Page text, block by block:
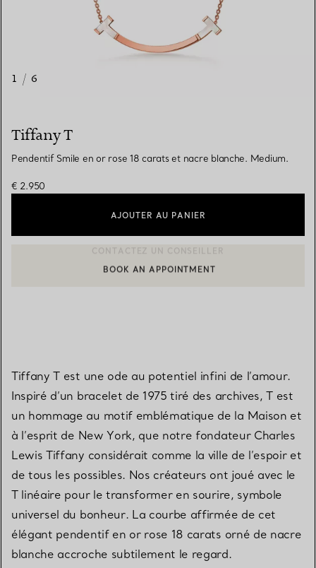
1 / 6
Tiffany T
Pendentif Smile en or rose 18 carats et nacre blanche. Medium.
€ 2.950
AJOUTER AU PANIER
CONTACTER UN CONSEILLER CLIENT OU PRENDRE RENDEZ-
BOOK AN APPOINTMENT
Tiffany T est une ode au potentiel infini de l’amour.
Inspiré d’un bracelet de 1975 tiré des archives, T est
un hommage au motif emblématique de la Maison et
à l’esprit de New York, que notre fondateur Charles
Lewis Tiffany considérait comme la ville de l’espoir et
de tous les possibles. Nos créateurs ont joué avec le
T linéaire pour le transformer en sourire, symbole
universel du bonheur. La courbe affirmée de cet
élégant pendentif en or rose 18 carats orné de nacre
blanche accroche subtilement le regard.